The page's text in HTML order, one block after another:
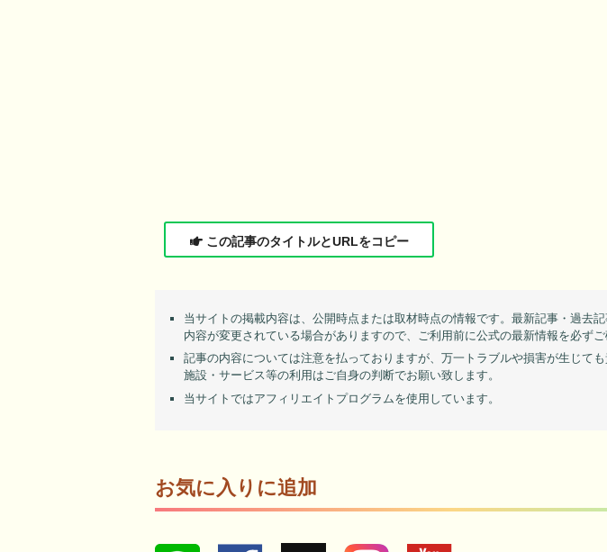
この記事のタイトルとURLをコピー
当サイトの掲載内容は、公開時点または取材時点の情報です。最新記事・過去
内容が変更されている場合がありますので、ご利用前に公式の最新情報を必ずご
記事の内容については注意を払っておりますが、万一トラブルや損害が生じて
施設・サービス等の利用はご自身の判断でお願い致します。
当サイトではアフィリエイトプログラムを使用しています。
お気に入りに追加